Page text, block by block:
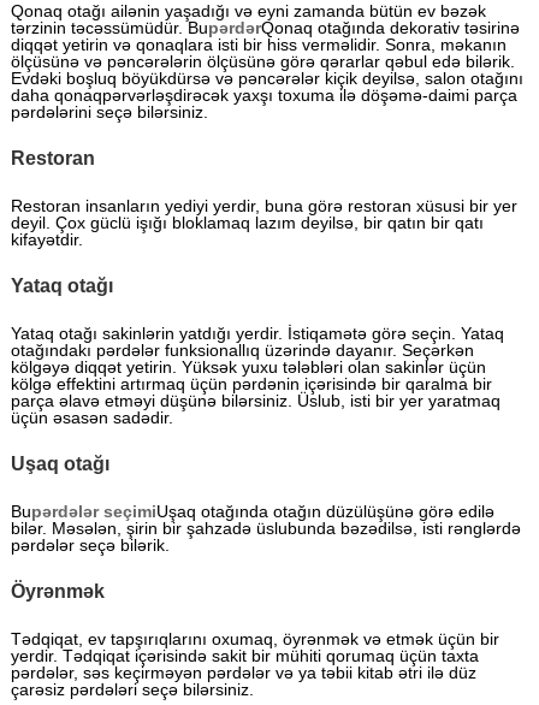
Qonaq otağı ailənin yaşadığı və eyni zamanda bütün ev bəzək
tərzinin təcəssümüdür. BupərdərQonaq otağında dekorativ təsirinə
diqqət yetirin və qonaqlara isti bir hiss verməlidir. Sonra, məkanın
ölçüsünə və pəncərələrin ölçüsünə görə qərarlar qəbul edə bilərik.
Evdəki boşluq böyükdürsə və pəncərələr kiçik deyilsə, salon otağını
daha qonaqpərvərləşdirəcək yaxşı toxuma ilə döşəmə-daimi parça
pərdələrini seçə bilərsiniz.
Restoran
Restoran insanların yediyi yerdir, buna görə restoran xüsusi bir yer
deyil. Çox güclü işığı bloklamaq lazım deyilsə, bir qatın bir qatı
kifayətdir.
Yataq otağı
Yataq otağı sakinlərin yatdığı yerdir. İstiqamətə görə seçin. Yataq
otağındakı pərdələr funksionallıq üzərində dayanır. Seçərkən
kölgəyə diqqət yetirin. Yüksək yuxu tələbləri olan sakinlər üçün
kölgə effektini artırmaq üçün pərdənin içərisində bir qaralma bir
parça əlavə etməyi düşünə bilərsiniz. Üslub, isti bir yer yaratmaq
üçün əsasən sadədir.
Uşaq otağı
Bupərdələr seçimiUşaq otağında otağın düzülüşünə görə edilə
bilər. Məsələn, şirin bir şahzadə üslubunda bəzədilsə, isti rənglərdə
pərdələr seçə bilərik.
Öyrənmək
Tədqiqat, ev tapşırıqlarını oxumaq, öyrənmək və etmək üçün bir
yerdir. Tədqiqat içərisində sakit bir mühiti qorumaq üçün taxta
pərdələr, səs keçirməyən pərdələr və ya təbii kitab ətri ilə düz
çarəsiz pərdələri seçə bilərsiniz.